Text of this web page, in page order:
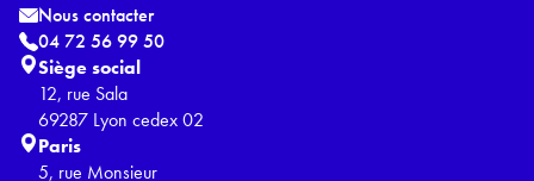
Nous contacter
04 72 56 99 50
Siège social
12, rue Sala
69287 Lyon cedex 02
Paris
5, rue Monsieur